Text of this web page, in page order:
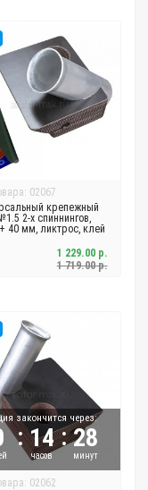
02067
крепежный
2-х спиннингов,
40 мм, ликтрос, клей
1 719.00 р.
1 229.00 р.
закончится через:
: 14
часов
: 28
минут
02062